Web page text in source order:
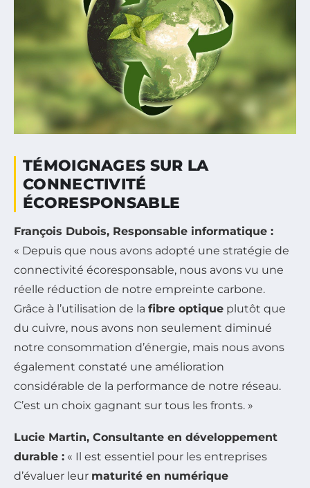
TÉMOIGNAGES SUR LA
CONNECTIVITÉ
ÉCORESPONSABLE
François Dubois, Responsable informatique :
« Depuis que nous avons adopté une stratégie de
connectivité écoresponsable, nous avons vu une
réelle réduction de notre empreinte carbone.
Grâce à l’utilisation de la fibre optique plutôt que
du cuivre, nous avons non seulement diminué
notre consommation d’énergie, mais nous avons
également constaté une amélioration
considérable de la performance de notre réseau.
C’est un choix gagnant sur tous les fronts. »
Lucie Martin, Consultante en développement
durable : « Il est essentiel pour les entreprises
d’évaluer leur maturité en numérique